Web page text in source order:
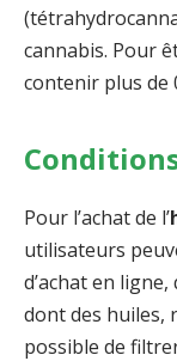
cannabis. Pour
contenir plus de
Pour l’achat de l’
utilisateurs
d’achat en
dont des huiles,
possible de